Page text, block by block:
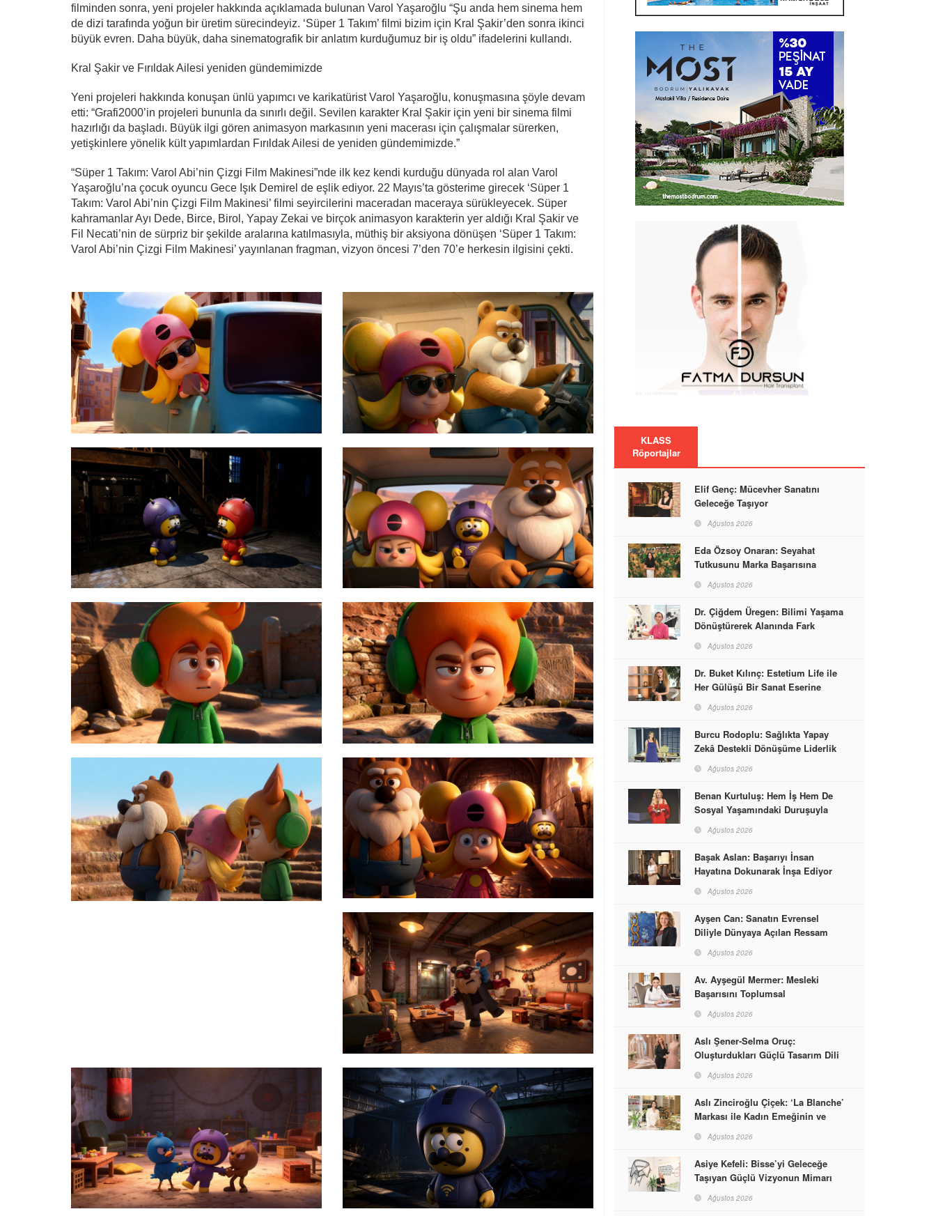
filminden sonra, yeni projeler hakkında açıklamada bulunan Varol Yaşaroğlu “Şu anda hem sinema hem
de dizi tarafında yoğun bir üretim sürecindeyiz. ‘Süper 1 Takım’ filmi bizim için Kral Şakir’den sonra ikinci
büyük evren. Daha büyük, daha sinematografik bir anlatım kurduğumuz bir iş oldu” ifadelerini kullandı.
Kral Şakir ve Fırıldak Ailesi yeniden gündemimizde
Yeni projeleri hakkında konuşan ünlü yapımcı ve karikatürist Varol Yaşaroğlu, konuşmasına şöyle devam
etti: “Grafi2000’in projeleri bununla da sınırlı değil. Sevilen karakter Kral Şakir için yeni bir sinema filmi
hazırlığı da başladı. Büyük ilgi gören animasyon markasının yeni macerası için çalışmalar sürerken,
yetişkinlere yönelik kült yapımlardan Fırıldak Ailesi de yeniden gündemimizde.”
“Süper 1 Takım: Varol Abi’nin Çizgi Film Makinesi”nde ilk kez kendi kurduğu dünyada rol alan Varol
Yaşaroğlu’na çocuk oyuncu Gece Işık Demirel de eşlik ediyor. 22 Mayıs’ta gösterime girecek ‘Süper 1
Takım: Varol Abi’nin Çizgi Film Makinesi’ filmi seyircilerini maceradan maceraya sürükleyecek. Süper
kahramanlar Ayı Dede, Birce, Birol, Yapay Zekai ve birçok animasyon karakterin yer aldığı Kral Şakir ve
Fil Necati’nin de sürpriz bir şekilde aralarına katılmasıyla, müthiş bir aksiyona dönüşen ‘Süper 1 Takım:
Varol Abi’nin Çizgi Film Makinesi’ yayınlanan fragman, vizyon öncesi 7’den 70’e herkesin ilgisini çekti.
KLASS
Röportajlar
Elif Genç: Mücevher Sanatını
Geleceğe Taşıyor
Ağustos 2026
Eda Özsoy Onaran: Seyahat
Tutkusunu Marka Başarısına
Ağustos 2026
Dr. Çiğdem Üregen: Bilimi Yaşama
Dönüştürerek Alanında Fark
Ağustos 2026
Dr. Buket Kılınç: Estetium Life ile
Her Gülüşü Bir Sanat Eserine
Ağustos 2026
Burcu Rodoplu: Sağlıkta Yapay
Zekâ Destekli Dönüşüme Liderlik
Ağustos 2026
Benan Kurtuluş: Hem İş Hem De
Sosyal Yaşamındaki Duruşuyla
Ağustos 2026
Başak Aslan: Başarıyı İnsan
Hayatına Dokunarak İnşa Ediyor
Ağustos 2026
Ayşen Can: Sanatın Evrensel
Diliyle Dünyaya Açılan Ressam
Ağustos 2026
Av. Ayşegül Mermer: Mesleki
Başarısını Toplumsal
Ağustos 2026
Aslı Şener-Selma Oruç:
Oluşturdukları Güçlü Tasarım Dili
Dünyasına İmzalarını Attılar
Ağustos 2026
Aslı Zinciroğlu Çiçek: ‘La Blanche’
Markası ile Kadın Emeğinin ve
Başarabileceğinin En Güzel
Örneğini Sunuyor
Ağustos 2026
Asiye Kefeli: Bisse’yi Geleceğe
Taşıyan Güçlü Vizyonun Mimarı
Ağustos 2026